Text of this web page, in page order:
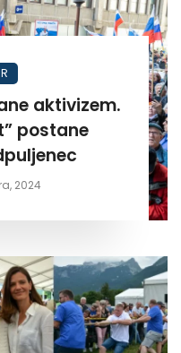
aktivizem.
2024